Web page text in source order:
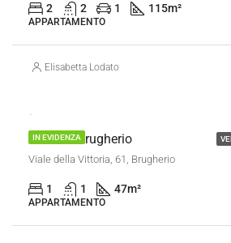
2 2 1 115m²
APPARTAMENTO
Elisabetta Lodato
IN EVIDENZA
Bilocale Brugherio
Viale della Vittoria, 61, Brugherio
1 1 47m²
APPARTAMENTO